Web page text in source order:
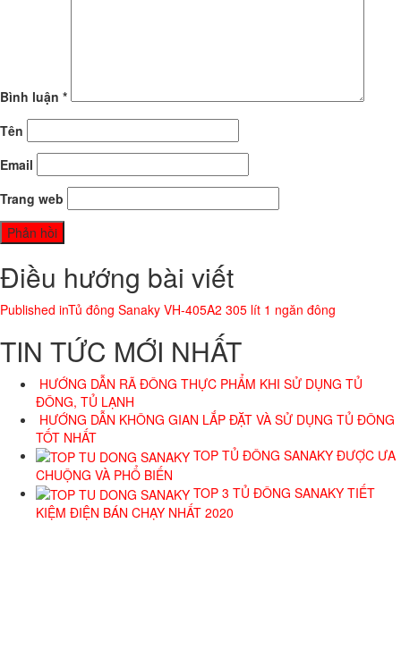
Bình luận *
Tên
Email
Trang web
Điều hướng bài viết
Published inTủ đông Sanaky VH-405A2 305 lít 1 ngăn đông
TIN TỨC MỚI NHẤT
HƯỚNG DẪN RÃ ĐÔNG THỰC PHẨM KHI SỬ DỤNG TỦ
ĐÔNG, TỦ LẠNH
HƯỚNG DẪN KHÔNG GIAN LẮP ĐẶT VÀ SỬ DỤNG TỦ ĐÔNG
TỐT NHẤT
TOP TỦ ĐÔNG SANAKY ĐƯỢC ƯA
CHUỘNG VÀ PHỔ BIẾN
TOP 3 TỦ ĐÔNG SANAKY TIẾT
KIỆM ĐIỆN BÁN CHẠY NHẤT 2020